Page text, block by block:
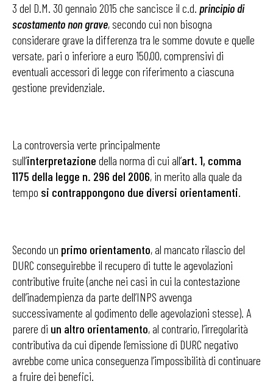
3 del D.M. 30 gennaio 2015 che sancisce il c.d. principio di
scostamento non grave, secondo cui non bisogna
considerare grave la differenza tra le somme dovute e quelle
versate, pari o inferiore a euro 150,00, comprensivi di
eventuali accessori di legge con riferimento a ciascuna
gestione previdenziale.
La controversia verte principalmente
sull’interpretazione della norma di cui all’art. 1, comma
1175 della legge n. 296 del 2006, in merito alla quale da
tempo si contrappongono due diversi orientamenti.
Secondo un primo orientamento, al mancato rilascio del
DURC conseguirebbe il recupero di tutte le agevolazioni
contributive fruite (anche nei casi in cui la contestazione
dell’inadempienza da parte dell’INPS avvenga
successivamente al godimento delle agevolazioni stesse). A
parere di un altro orientamento, al contrario, l’irregolarità
contributiva da cui dipende l’emissione di DURC negativo
avrebbe come unica conseguenza l’impossibilità di continuare
a fruire dei benefici.